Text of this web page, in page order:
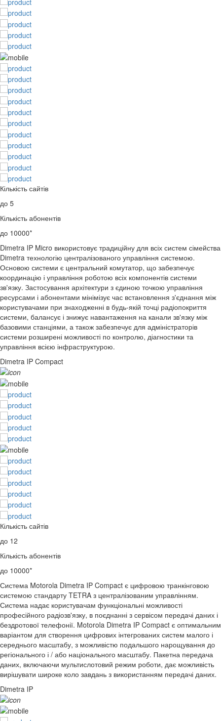
Кількість сайтів
до 5
Кількість абонентів
до 10000*
Dimetra IP Micro використовує традиційну для всіх систем сімейства
Dimetra технологію централізованого управління системою.
Основою системи є центральний комутатор, що забезпечує
координацію і управління роботою всіх компонентів системи
зв'язку. Застосування архітектури з єдиною точкою управління
ресурсами і абонентами мінімізує час встановлення з'єднання між
користувачами при знаходженні в будь-якій точці радіопокриття
системи, балансує і знижує навантаження на канали зв'язку між
базовими станціями, а також забезпечує для адміністраторів
системи розширені можливості по контролю, діагностики та
управління всією інфраструктурою.
Dimetra IP Compact
Кількість сайтів
до 12
Кількість абонентів
до 10000*
Система Motorola Dimetra IP Compact є цифровою транкінговою
системою стандарту TETRA з централізованим управлінням.
Система надає користувачам функціональні можливості
професійного радіозв'язку, в поєднанні з сервісом передачі даних і
бездротової телефонії. Motorola Dimetra IP Compact є оптимальним
варіантом для створення цифрових інтегрованих систем малого і
середнього масштабу, з можливістю подальшого нарощування до
регіонального і / або національного масштабу. Пакетна передача
даних, включаючи мультислотовий режим роботи, дає можливість
вирішувати широке коло завдань з використанням передачі даних.
Dimetra IP